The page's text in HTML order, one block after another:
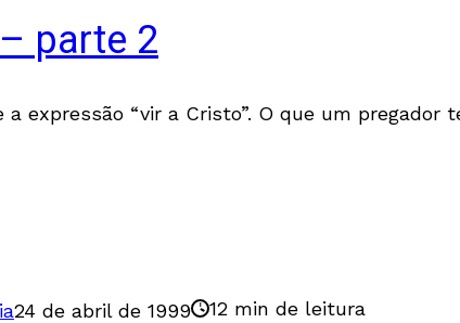
parte 2
expressão “vir a Cristo”. O que um
24 de abril de 1999 12 min de leitura